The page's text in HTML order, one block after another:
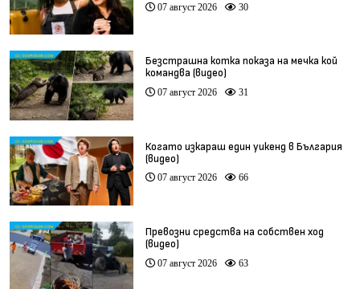
07 август 2026 30
Безстрашна котка показа на мечка кой
командва (видео)
07 август 2026 31
Когато изкараш един уикенд в България
(видео)
07 август 2026 66
Превозни средства на собствен ход
(видео)
07 август 2026 63